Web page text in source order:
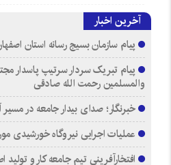
آخرین اخبار
پیام سازمان بسیج رسانه استان
پیام تبریک سردار سرتیپ پاسدار
والمسلمین رحمت الله صادقی
خبرنگار؛ صدای بیدار جامعه در
عملیات اجرایی نیروگاه
افتخارآفرینی تیم جامعه کار و